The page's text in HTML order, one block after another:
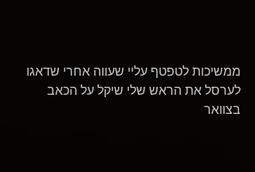
ממשיכות לטפטף עליי שעווה אחרי שדאגו
לערסל את הראש שלי שיקל על הכאב
בצוואר